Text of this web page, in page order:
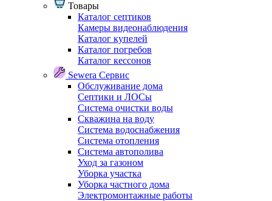
Товары
Каталог септиков
Камеры видеонаблюдения
Каталог купелей
Каталог погребов
Каталог кессонов
Sewera Сервис
Обслуживание дома
Септики и ЛОСы
Система очистки воды
Скважина на воду
Система водоснабжения
Система отопления
Система автополива
Уход за газоном
Уборка участка
Уборка частного дома
Электромонтажные работы